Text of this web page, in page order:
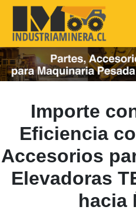
Importe
Eficiencia
Accesorios
Elevadoras
hacia